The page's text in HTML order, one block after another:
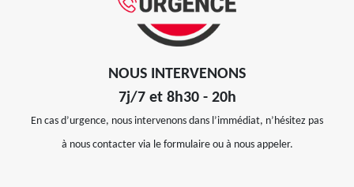
NOUS INTERVENONS
7j/7 et 8h30 - 20h
En cas d’urgence, nous intervenons dans l’immédiat, n’hésitez pas
à nous contacter via le formulaire ou à nous appeler.